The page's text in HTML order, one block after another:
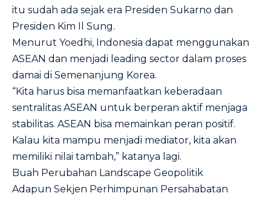
itu sudah ada sejak era Presiden Sukarno dan
Presiden Kim Il Sung.
Menurut Yoedhi, Indonesia dapat menggunakan
ASEAN dan menjadi leading sector dalam proses
damai di Semenanjung Korea.
“Kita harus bisa memanfaatkan keberadaan
sentralitas ASEAN untuk berperan aktif menjaga
stabilitas. ASEAN bisa memainkan peran positif.
Kalau kita mampu menjadi mediator, kita akan
memiliki nilai tambah,” katanya lagi.
Buah Perubahan Landscape Geopolitik
Adapun Sekjen Perhimpunan Persahabatan